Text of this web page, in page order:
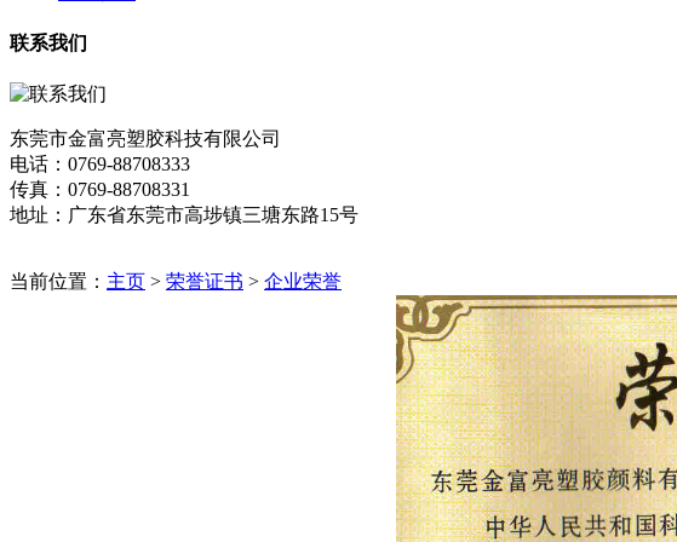
联系我们
东莞市金富亮塑胶科技有限公司
电话：0769-88708333
传真：0769-88708331
地址：广东省东莞市高埗镇三塘东路15号
当前位置： 主页 > 荣誉证书 > 企业荣誉